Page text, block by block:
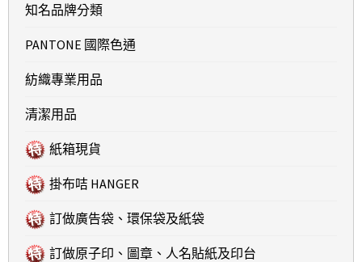
知名品牌分類
PANTONE 國際色通
紡織專業用品
清潔用品
紙箱現貨
掛布咭 HANGER
訂做廣告袋、環保袋及紙袋
訂做原子印、圖章、人名貼紙及印台